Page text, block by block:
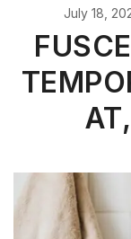
July 18,